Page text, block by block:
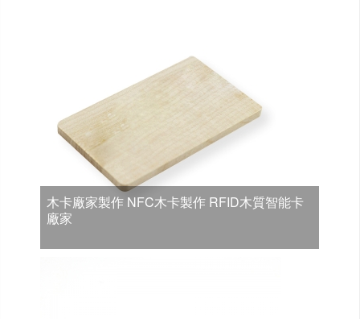
木卡廠家製作 NFC木卡製作 RFID木質智能卡
廠家